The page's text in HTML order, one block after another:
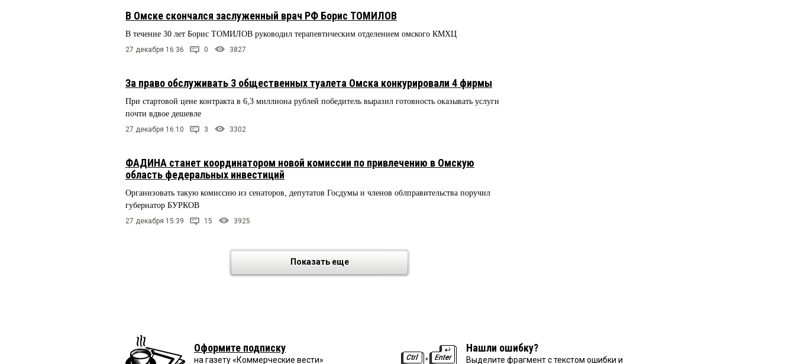
В Омске скончался заслуженный врач РФ Борис ТОМИЛОВ
В течение 30 лет Борис ТОМИЛОВ руководил терапевтическим отделением омского КМХЦ
27 декабря 16:36 0 3827
За право обслуживать 3 общественных туалета Омска конкурировали 4 фирмы
При стартовой цене контракта в 6,3 миллиона рублей победитель выразил готовность оказывать услуги
почти вдвое дешевле
27 декабря 16:10 3 3302
ФАДИНА станет координатором новой комиссии по привлечению в Омскую
область федеральных инвестиций
Организовать такую комиссию из сенаторов, депутатов Госдумы и членов облправительства поручил
губернатор БУРКОВ
27 декабря 15:39 15 3925
Показать еще
Оформите подписку
на газету «Коммерческие вести»
Нашли ошибку?
Выделите фрагмент с текстом ошибки и